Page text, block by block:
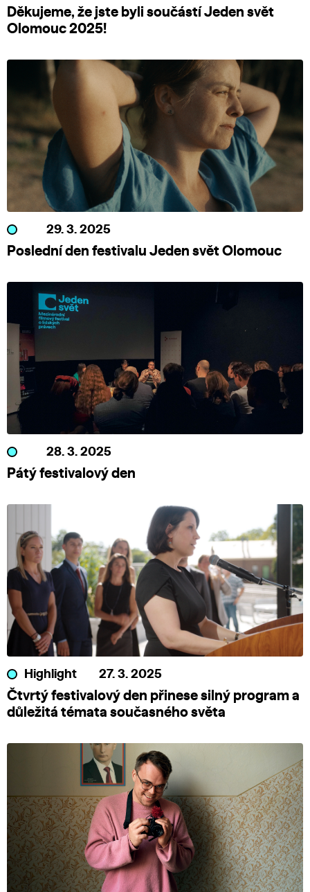
Děkujeme, že jste byli součástí Jeden svět
Olomouc 2025!
29. 3. 2025
Poslední den festivalu Jeden svět Olomouc
28. 3. 2025
Pátý festivalový den
Highlight 27. 3. 2025
Čtvrtý festivalový den přinese silný program a
důležitá témata současného světa